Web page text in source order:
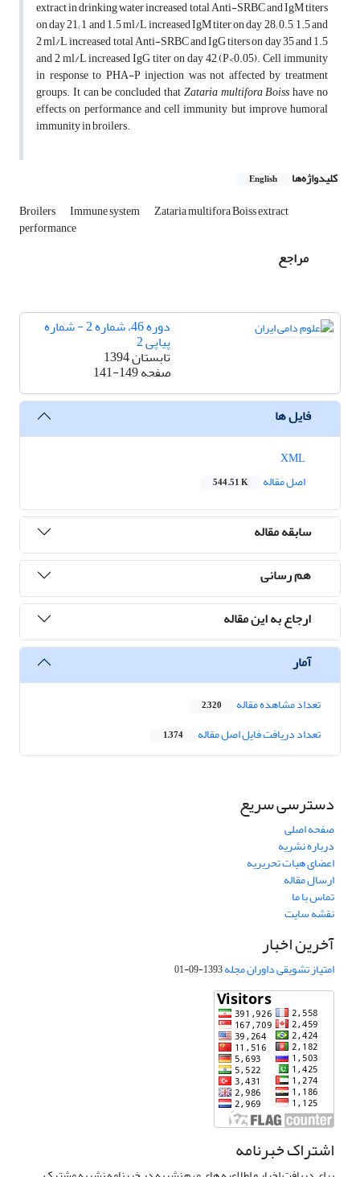
extract in drinking water increased total Anti-SRBC and IgM titers
on day 21; 1 and 1.5 ml/L increased IgM titer on day 28; 0.5, 1.5 and
2 ml/L increased total Anti-SRBC and IgG titers on day 35 and 1.5
and 2 ml/L increased IgG titer on day 42 (P<0.05). Cell immunity
in response to PHA-P injection was not affected by treatment
groups. It can be concluded thatZatariamultiforaBoisshave no
effects on performance and cell immunity but improve humoral
immunity in broilers.
کلیدواژه‌ها English
Broilers Immune system Zataria multifora Boiss extract
performance
مراجع
دوره 46، شماره 2 - شماره
پیاپی 2
تابستان 1394
صفحه141-149
فایل ها
اصل مقاله
544.51 K
سابقه مقاله
هم رسانی
ارجاع به این مقاله
آمار
تعداد مشاهده مقاله 2,320
تعداد دریافت فایل اصل مقاله 1,374
دسترسی سریع
صفحه اصلی
درباره نشریه
اعضای هیات تحریریه
ارسال مقاله
تماس با ما
نقشه سایت
آخرین اخبار
امتیاز تشویقی داوران مجله1393-09-01
اشتراک خبرنامه